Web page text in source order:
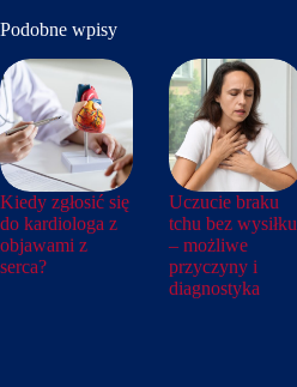
Podobne wpisy
Kiedy zgłosić się
do kardiologa z
objawami z
serca?
Uczucie braku
tchu bez wysiłku
– możliwe
przyczyny i
diagnostyka